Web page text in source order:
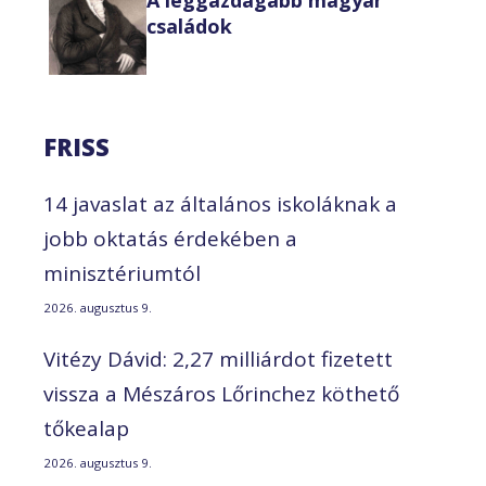
családok
FRISS
14 javaslat az általános iskoláknak a
jobb oktatás érdekében a
minisztériumtól
2026. augusztus 9.
Vitézy Dávid: 2,27 milliárdot fizetett
vissza a Mészáros Lőrinchez köthető
tőkealap
2026. augusztus 9.